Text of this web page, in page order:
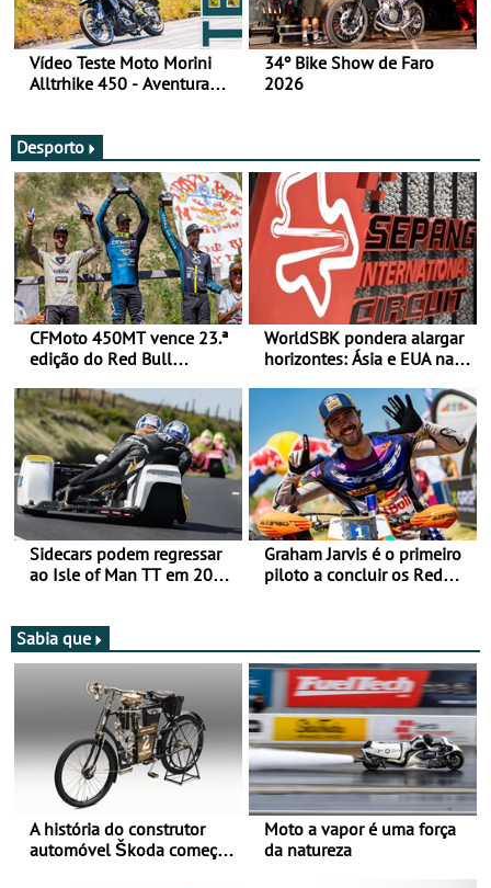
Vídeo Teste Moto Morini
Alltrhike 450 - Aventura
34º Bike Show de Faro
2026
Desporto
CFMoto 450MT vence 23.ª
edição do Red Bull
Categorias Adventure -
Vitória na Ultimate, Core e
Lite
WorldSBK pondera alargar
horizontes: Ásia e EUA na
Sidecars podem regressar
ao Isle of Man TT em 2027
Graham Jarvis é o primeiro
piloto a concluir os Red
Sabia que
A história do construtor
automóvel Škoda começou
Moto a vapor é uma força
da natureza